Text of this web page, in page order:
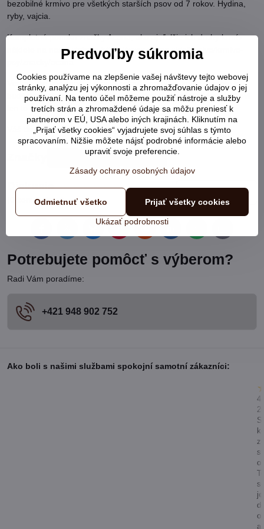
bezobilné krmivo pre všetkých starších psov od 7 rokov. Hydina,
ryby, vajcia.
Kompletnú ponuku značky Acana, ako aj ďalšie ich druhy krmív
nájdete na našej stránkehttps://www.gazoo.sk/c/krmiva/krmivo-
psy/znacky/acana
Veríme, že vás značka Acana oslovila natoľko, že sa stanete jej
budúcimi odberateľmi, keďže určite chcete dopriať vášmu psíkovi
len to najlepšie. Ďakujeme za prečítanie!
Váš tím, Gazoo www.gazoo.sk
acana značky
Diskusia
(0 komentárov)
mail
Potrebujete pomôcť s výberom?
Radi Vám poradíme:
+421 948 902 752
Ako boli s našimi službami spokojní samotní zákazníci:
a
Predvoľby súkromia
Cookies používame na zlepšenie vašej návštevy tejto webovej
stránky, analýzu jej výkonnosti a zhromažďovanie údajov o jej
používaní. Na tento účel môžeme použiť nástroje a služby
tretích strán a zhromaždené údaje sa môžu preniesť k
partnerom v EÚ, USA alebo iných krajinách. Kliknutím na
„Prijať všetky cookies“ vyjadrujete svoj súhlas s týmto
spracovaním. Nižšie môžete nájsť podrobné informácie alebo
upraviť svoje preferencie.
Zásady ochrany osobných údajov
Ukázať podrobnosti
Prijať všetky cookies
Odmietnuť všetko